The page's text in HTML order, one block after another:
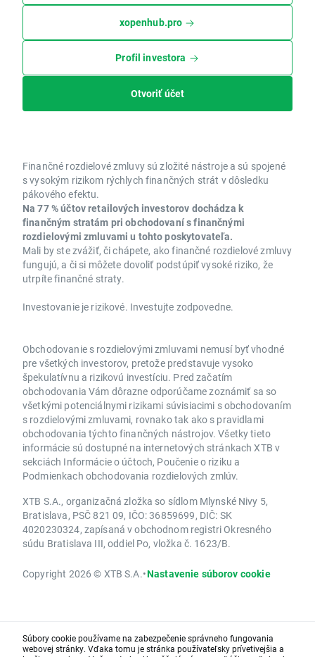
xopenhub.pro
Profil investora
Otvoriť účet
Finančné rozdielové zmluvy sú zložité nástroje a sú spojené
s vysokým rizikom rýchlych finančných strát v dôsledku
pákového efektu.
Na 77 % účtov retailových investorov dochádza k
finančným stratám pri obchodovaní s finančnými
rozdielovými zmluvami u tohto poskytovateľa.
Mali by ste zvážiť, či chápete, ako finančné rozdielové zmluvy
fungujú, a či si môžete dovoliť podstúpiť vysoké riziko, že
utrpíte finančné straty.
Investovanie je rizikové. Investujte zodpovedne.
Obchodovanie s rozdielovými zmluvami nemusí byť vhodné
pre všetkých investorov, pretože predstavuje vysoko
špekulatívnu a rizikovú investíciu. Pred začatím
obchodovania Vám dôrazne odporúčame zoznámiť sa so
všetkými potenciálnymi rizikami súvisiacimi s obchodovaním
s rozdielovými zmluvami, rovnako tak ako s pravidlami
obchodovania týchto finančných nástrojov. Všetky tieto
informácie sú dostupné na internetových stránkach XTB v
sekciách Informácie o účtoch, Poučenie o riziku a
Podmienkach obchodovania rozdielových zmlúv.
XTB S.A., organizačná zložka so sídlom Mlynské Nivy 5,
Bratislava, PSČ 821 09, IČO: 36859699, DIČ: SK
4020230324, zapísaná v obchodnom registri Okresného
súdu Bratislava III, oddiel Po, vložka č. 1623/B.
Copyright 2026 © XTB S.A.•Nastavenie súborov cookie
Súbory cookie používame na zabezpečenie správneho fungovania
webovej stránky. Vďaka tomu je stránka používateľsky prívetivejšia a